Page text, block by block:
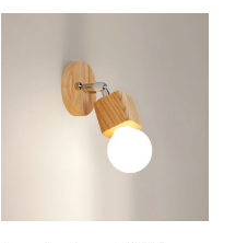
Deckenleuchte - Holz
Weißlicht